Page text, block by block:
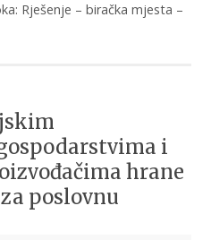
Rješenje – biračka mjesta –
i
hrane
poslovnu